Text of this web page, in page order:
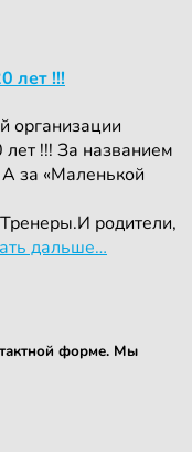
лет !!!
организации
!!! За названием
за «Маленькой
родители,
дальше…
форме. Мы